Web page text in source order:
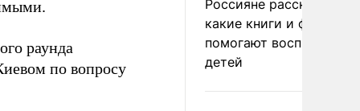
раунда
по вопросу
Россияне рассказали,
какие книги и фильмы
помогают воспитывать
детей